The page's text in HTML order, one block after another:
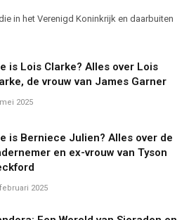
in het Verenigd Koninkrijk en daarbuiten
is Lois Clarke? Alles over Lois
de vrouw van James Garner
2025
is Berniece Julien? Alles over de
en ex-vrouw van Tyson
2025